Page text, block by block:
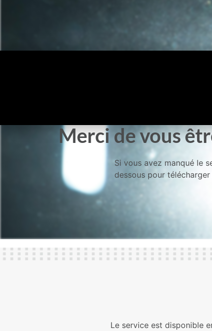
Merci de vous
Si vous avez manqué le
dessous pour
Le service est disponible